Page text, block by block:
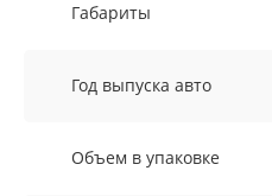
Габариты
Год выпуска авто
Объем в упаковке